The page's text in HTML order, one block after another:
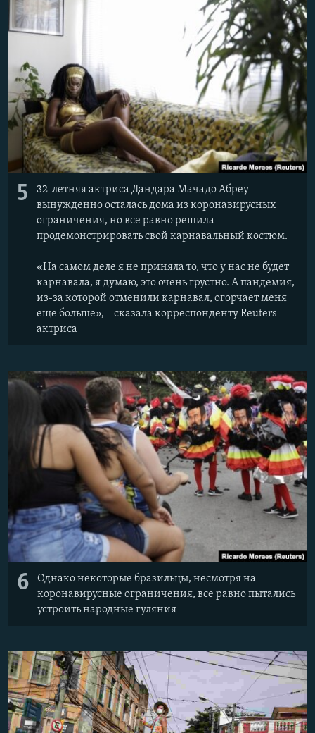
5
32-летняя актриса Дандара Мачадо Абреу
вынужденно осталась дома из коронавирусных
ограничения, но все равно решила
продемонстрировать свой карнавальный костюм.
«На самом деле я не приняла то, что у нас не будет
карнавала, я думаю, это очень грустно. А пандемия,
из-за которой отменили карнавал, огорчает меня
еще больше», – сказала корреспонденту Reuters
актриса
6
Однако некоторые бразильцы, несмотря на
коронавирусные ограничения, все равно пытались
устроить народные гуляния